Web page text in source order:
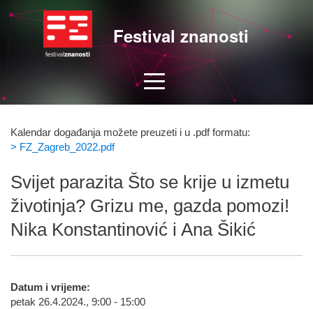
Festival znanosti
Kalendar događanja možete preuzeti i u .pdf formatu:
> FZ_Zagreb_2022.pdf
Svijet parazita Što se krije u izmetu
životinja? Grizu me, gazda pomozi!
Nika Konstantinović i Ana Šikić
Datum i vrijeme:
petak 26.4.2024., 9:00 - 15:00